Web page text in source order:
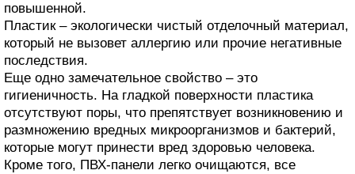
повышенной.
Пластик – экологически чистый отделочный материал,
который не вызовет аллергию или прочие негативные
последствия.
Еще одно замечательное свойство – это
гигиеничность. На гладкой поверхности пластика
отсутствуют поры, что препятствует возникновению и
размножению вредных микроорганизмов и бактерий,
которые могут принести вред здоровью человека.
Кроме того, ПВХ-панели легко очищаются, все